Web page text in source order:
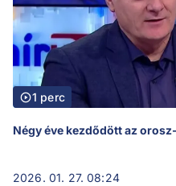
1 perc
Négy éve kezdődött az
2026. 01. 27. 08:24